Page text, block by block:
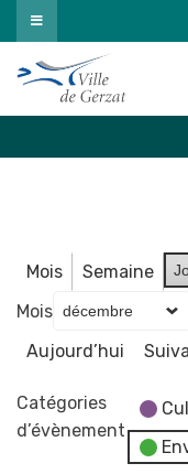
Passer
au
contenu
Mois Semaine
Mois
Aujourd’hui
Catégories
d’évènement